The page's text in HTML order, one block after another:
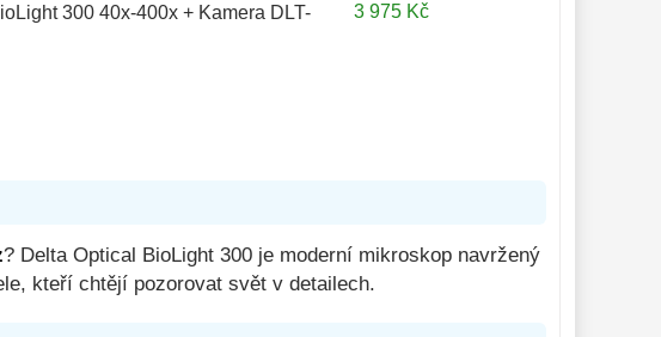
300 40x-400x + Kamera DLT-
3 975 Kč
? Delta Optical BioLight 300 je moderní mikroskop navržený
kteří chtějí pozorovat svět v detailech.